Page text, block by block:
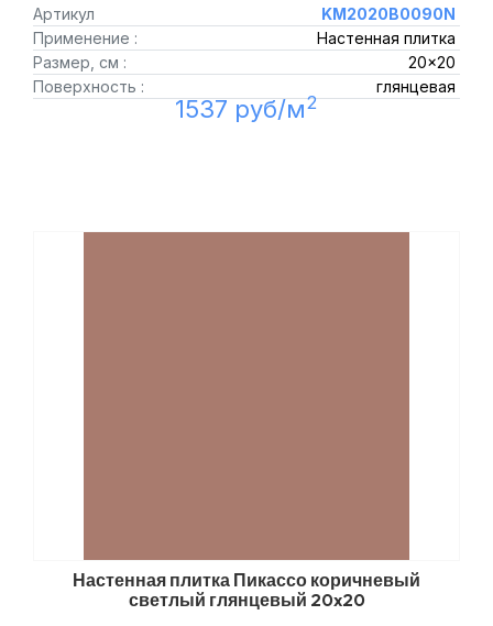
Артикул
KM2020B0090N
Применение :
Настенная плитка
Размер, см :
20x20
Поверхность :
глянцевая
1537 руб/м2
Настенная плитка Пикассо коричневый
светлый глянцевый 20x20